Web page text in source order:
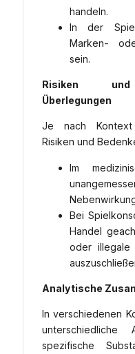
handeln.
In der
Marken-
sein.
Risiken und
Überlegungen
Je nach Kontext
Risiken und
Im
Bei
Handel
oder illegale
Analytische
In verschiedenen
unterschiedliche
spezifische